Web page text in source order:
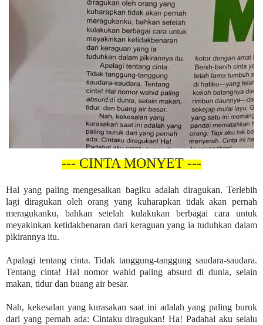
--- CINTA MONYET ---
Hal yang paling mengesalkan bagiku adalah diragukan. Terlebih
lagi diragukan oleh orang yang kuharapkan tidak akan pernah
meragukanku, bahkan setelah kulakukan berbagai cara untuk
meyakinkan ketidakbenaran dari keraguan yang ia tuduhkan dalam
pikirannya itu.
Apalagi tentang cinta. Tidak tanggung-tanggung saudara-saudara.
Tentang cinta! Hal nomor wahid paling absurd di dunia, selain
makan, tidur dan buang air besar.
Nah, kekesalan yang kurasakan saat ini adalah yang paling buruk
dari yang pernah ada: Cintaku diragukan! Ha! Padahal aku selalu